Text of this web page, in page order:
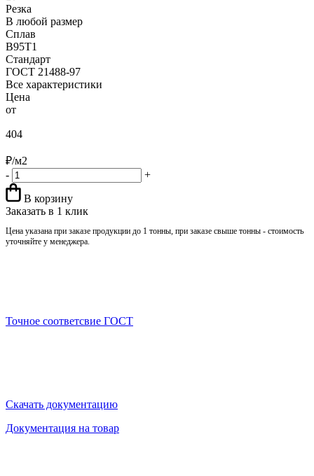
Резка
В любой размер
Сплав
В95Т1
Стандарт
ГОСТ 21488-97
Все характеристики
Цена
от
404
₽/м2
-
+
В корзину
Заказать в 1 клик
Цена указана при заказе продукции до 1 тонны, при заказе свыше тонны - стоимость
уточняйте у менеджера.
Точное соответсвие ГОСТ
Скачать документацию
Документация на товар